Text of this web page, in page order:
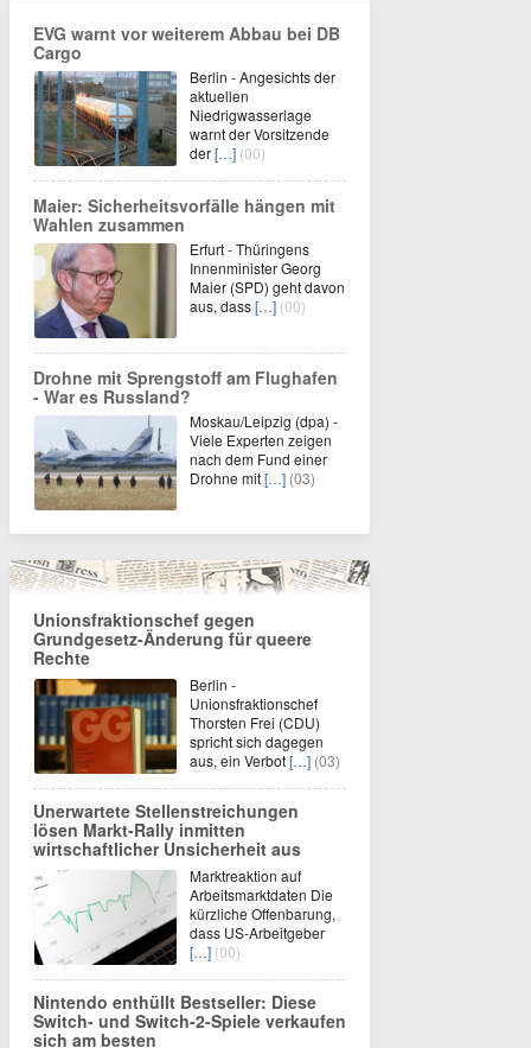
EVG warnt vor weiterem Abbau bei DB
Cargo
Berlin - Angesichts der
aktuellen
Niedrigwasserlage
warnt der Vorsitzende
der[…] (00)
Maier: Sicherheitsvorfälle hängen mit
Wahlen zusammen
Erfurt - Thüringens
Innenminister Georg
Maier (SPD) geht davon
aus, dass[…] (00)
Drohne mit Sprengstoff am Flughafen
- War es Russland?
Moskau/Leipzig (dpa) -
Viele Experten zeigen
nach dem Fund einer
Drohne mit[…] (03)
Unionsfraktionschef gegen
Grundgesetz-Änderung für queere
Rechte
Berlin -
Unionsfraktionschef
Thorsten Frei (CDU)
spricht sich dagegen
aus, ein Verbot[…] (03)
Unerwartete Stellenstreichungen
lösen Markt-Rally inmitten
wirtschaftlicher Unsicherheit aus
Marktreaktion auf
Arbeitsmarktdaten Die
kürzliche Offenbarung,
dass US-Arbeitgeber
[…] (00)
Nintendo enthüllt Bestseller: Diese
Switch- und Switch-2-Spiele verkaufen
sich am besten